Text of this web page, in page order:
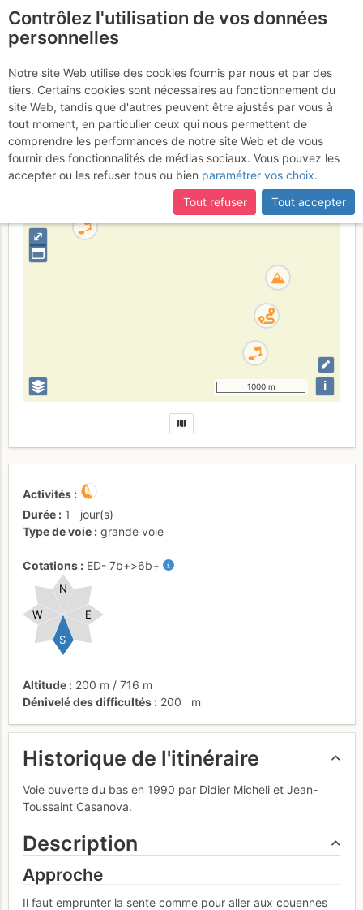
Rocher des Gozzi :
Le carillon du désespoir
France Corse-du-Sud Corse
⤢
1000 m i
Activités
Durée
1
jour(s)
Type de voie
grande voie
Cotations ED- 7b+>6b+
E
W
S
N
Altitude 200 m / 716 m
Dénivelé des difficultés
200 m
Historique de l'itinéraire
Voie ouverte du bas en 1990 par Didier Micheli et Jean-
Toussaint Casanova.
Description
Approche
Il faut emprunter la sente comme pour aller aux couennes
Contrôlez l'utilisation de vos données
personnelles
Notre site Web utilise des cookies fournis par nous et par des
tiers. Certains cookies sont nécessaires au fonctionnement du
site Web, tandis que d'autres peuvent être ajustés par vous à
tout moment, en particulier ceux qui nous permettent de
comprendre les performances de notre site Web et de vous
fournir des fonctionnalités de médias sociaux. Vous pouvez les
accepter ou les refuser tous ou bien paramétrer vos choix.
Tout refuser
Tout accepter